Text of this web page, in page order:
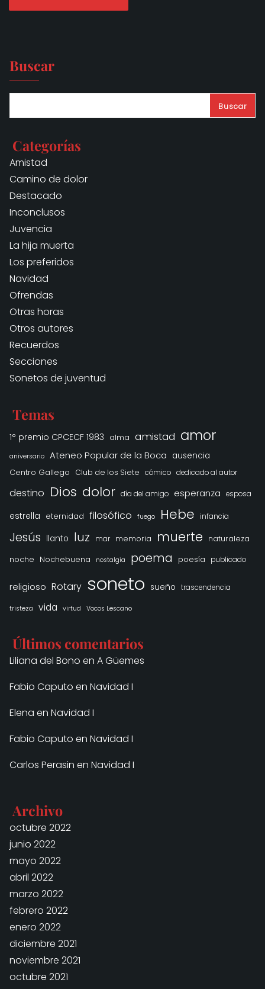
Buscar
Buscar
Categorías
Amistad
Camino de dolor
Destacado
Inconclusos
Juvencia
La hija muerta
Los preferidos
Navidad
Ofrendas
Otras horas
Otros autores
Recuerdos
Secciones
Sonetos de juventud
Temas
1° premio CPCECF 1983 alma amistad amor
aniversario Ateneo Popular de la Boca ausencia
Centro Gallego
Club de los Siete cómico dedicado al autor
destino Dios dolor día del amigo esperanza esposa
estrella eternidad filosófico fuego Hebe infancia
Jesús llanto luz mar memoria muerte naturaleza
noche Nochebuena nostalgia poema poesía publicado
religioso Rotary soneto sueño trascendencia
tristeza vida virtud Vocos Lescano
Últimos comentarios
Liliana del Bono en A Güemes
Fabio Caputo en Navidad I
Elena en Navidad I
Fabio Caputo en Navidad I
Carlos Perasin en Navidad I
Archivo
octubre 2022
junio 2022
mayo 2022
abril 2022
marzo 2022
febrero 2022
enero 2022
diciembre 2021
noviembre 2021
octubre 2021